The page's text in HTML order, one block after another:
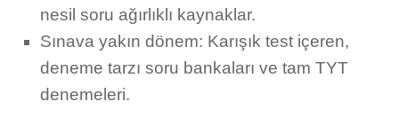
nesil soru ağırlıklı kaynaklar.
Sınava yakın dönem: Karışık test içeren,
deneme tarzı soru bankaları ve tam TYT
denemeleri.